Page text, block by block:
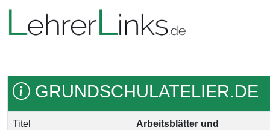
GRUNDSCHULATELIER.DE
Titel
Arbeitsblätter und